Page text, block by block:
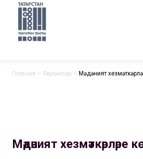
Главная — Яңалыклар — Мәдәният
Мәдәният хезмәткәрләре